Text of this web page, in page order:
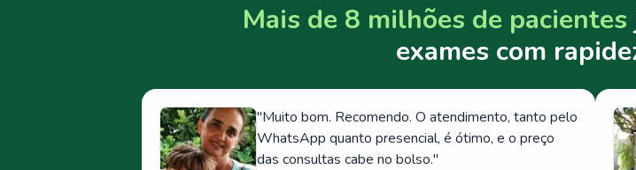
Mais de 8 milhões de pacientes
exames com
"Muito bom. Recomendo. O atendimento, tanto pelo
WhatsApp quanto presencial, é ótimo, e o preço
das consultas cabe no bolso."